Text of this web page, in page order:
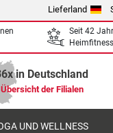
Lieferland
Seit 42
Heimfitness
in Deutschland
Übersicht der Filialen
UND WELLNESS